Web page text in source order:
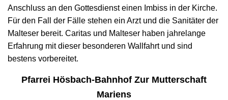
Anschluss an den Gottesdienst einen Imbiss in der Kirche.
Für den Fall der Fälle stehen ein Arzt und die Sanitäter der
Malteser bereit. Caritas und Malteser haben jahrelange
Erfahrung mit dieser besonderen Wallfahrt und sind
bestens vorbereitet.
Pfarrei Hösbach-Bahnhof Zur Mutterschaft
Mariens